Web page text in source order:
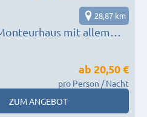
mit allem
28,87 km
ab 20,50 €
pro Person / Nacht
ZUM ANGEBOT